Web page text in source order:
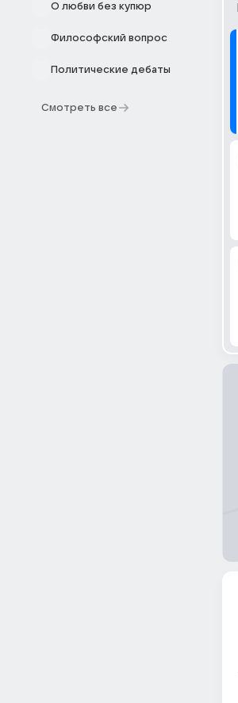
О любви без купюр
Философский вопрос
Политические дебаты
Смотреть все